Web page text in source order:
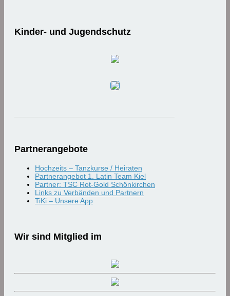
Kinder- und Jugendschutz
Partnerangebote
Hochzeits – Tanzkurse / Heiraten
Partnerangebot 1. Latin Team Kiel
Partner: TSC Rot-Gold Schönkirchen
Links zu Verbänden und Partnern
TiKi – Unsere App
Wir sind Mitglied im